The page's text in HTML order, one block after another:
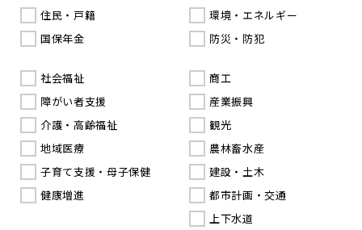
住民・戸籍
国保年金
環境・エネルギー
防災・防犯
社会福祉
障がい者支援
介護・高齢福祉
地域医療
子育て支援・母子保健
健康増進
商工
産業振興
観光
農林畜水産
建設・土木
都市計画・交通
上下水道